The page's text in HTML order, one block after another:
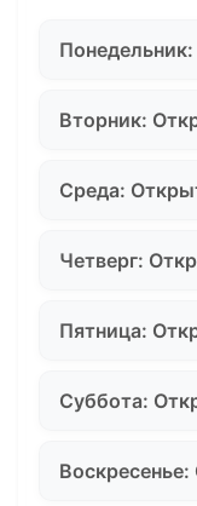
Вторник:
Среда:
Четверг:
Пятница:
Суббота: